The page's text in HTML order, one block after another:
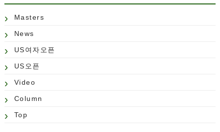
Masters
News
US여자오픈
US오픈
Video
Column
Top